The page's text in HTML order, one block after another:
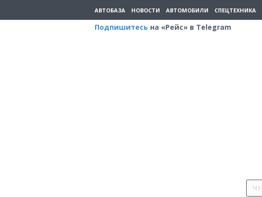
АВТОБАЗА НОВОСТИ АВТОМОБИЛИ СПЕЦТЕХНИКА
Подпишитесь на «Рейс» в Telegram